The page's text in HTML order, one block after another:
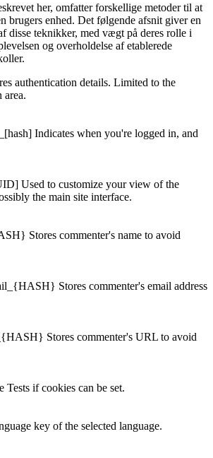
her, omfatter forskellige metoder til at
brugers enhed. Det følgende afsnit giver en
disse teknikker, med vægt på deres rolle i
og overholdelse af etablerede
authentication details. Limited to the
area.
Indicates when you're logged in, and
Used to customize your view of the
the main site interface.
Stores commenter's name to avoid
Stores commenter's email address
Stores commenter's URL to avoid
Tests if cookies can be set.
key of the selected language.